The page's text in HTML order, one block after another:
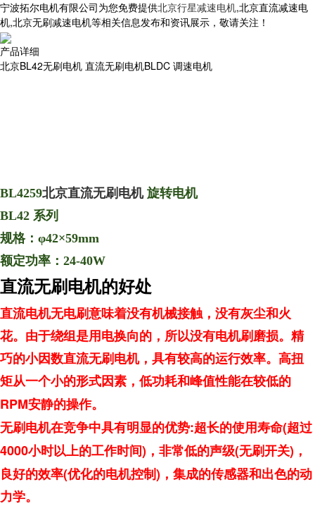
宁波拓尔电机有限公司为您免费提供北京行星减速电机,北京直流减速电
机,北京无刷减速电机等相关信息发布和资讯展示，敬请关注！
产品详细
北京BL42无刷电机 直流无刷电机BLDC 调速电机
BL4259北京直流无刷电机旋转电机
BL42 系列
规格：φ42×59mm
额定功率：24-40W
直流无刷电机的好处
直流电机无电刷意味着没有机械接触，没有灰尘和火
花。由于绕组是用电换向的，所以没有电机刷磨损。精
巧的小因数直流无刷电机，具有较高的运行效率。高扭
矩从一个小的形式因素，低功耗和峰值性能在较低的
RPM安静的操作。
无刷电机在竞争中具有明显的优势:超长的使用寿命(超过
4000小时以上的工作时间) ，非常低的声级(无刷开关) ，
良好的效率(优化的电机控制 ) ，集成的传感器和出色的动
力学。